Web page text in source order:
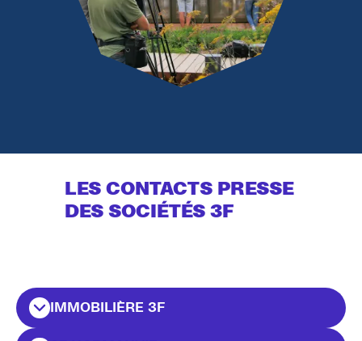
LES CONTACTS PRESSE
DES SOCIÉTÉS 3F
IMMOBILIÈRE 3F